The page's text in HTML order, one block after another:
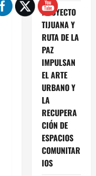
PROYECTO
TIJUANA Y
RUTA DE LA
PAZ
IMPULSAN
EL ARTE
URBANO Y
LA
RECUPERA
CIÓN DE
ESPACIOS
COMUNITAR
IOS